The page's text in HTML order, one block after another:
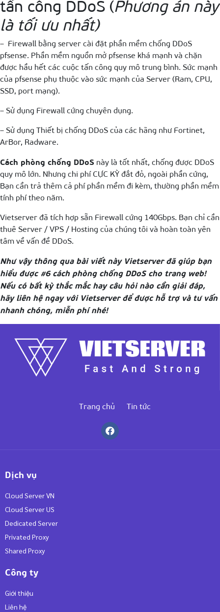
tấn công DDoS (Phương án này
là tối ưu nhất)
– Firewall bằng server cài đặt phần mềm chống DDoS
pfsense. Phần mềm nguồn mở pfsense khá mạnh và chặn
được hầu hết các cuộc tấn công quy mô trung bình. Sức mạnh
của pfsense phụ thuộc vào sức mạnh của Server (Ram, CPU,
SSD, port mạng).
– Sử dụng Firewall cứng chuyên dụng.
– Sử dụng Thiết bị chống DDoS của các hãng như Fortinet,
ArBor, Radware.
Cách phòng chống DDoS này là tốt nhất, chống được DDoS
quy mô lớn. Nhưng chi phí CỰC KỲ đắt đỏ, ngoài phần cứng,
Bạn cần trả thêm cả phí phần mềm đi kèm, thường phần mềm
tính phí theo năm.
Vietserver đã tích hợp sẵn Firewall cứng 140Gbps. Bạn chỉ cần
thuê Server / VPS / Hosting của chúng tôi và hoàn toàn yên
tâm về vấn đề DDoS.
Như vậy thông qua bài viết này Vietserver đã giúp bạn
hiểu được #6 cách phòng chống DDoS cho trang web!
Nếu có bất kỳ thắc mắc hay câu hỏi nào cần giải đáp,
hãy liên hệ ngay với Vietserver để được hỗ trợ và tư vấn
nhanh chóng, miễn phí nhé!
Trang chủ Tin tức
Dịch vụ
Cloud Server VN
Cloud Server US
Dedicated Server
Privated Proxy
Shared Proxy
Công ty
Giới thiệu
Liên hệ